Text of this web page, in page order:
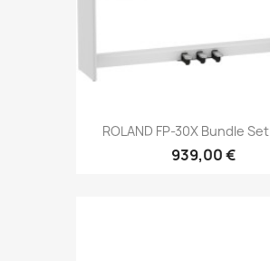
ROLAND FP-30X Bundle
939,00 €